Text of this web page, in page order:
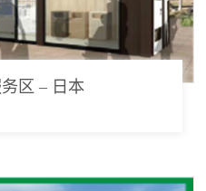
区 – 日本